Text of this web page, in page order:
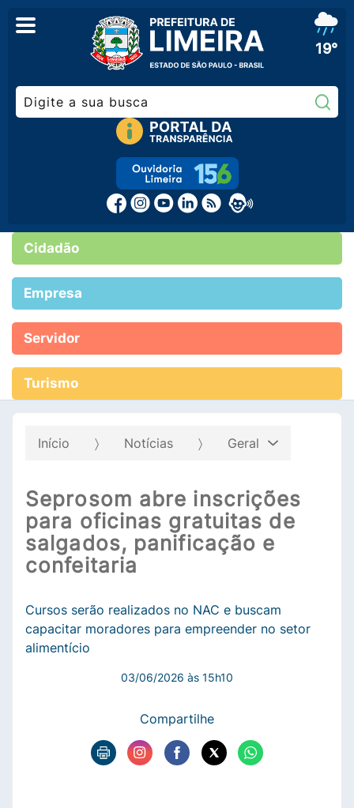
19°
Cidadão
Empresa
Servidor
Turismo
Início Notícias Geral
Seprosom abre inscrições
para oficinas gratuitas de
salgados, panificação e
confeitaria
Cursos serão realizados no NAC e buscam
capacitar moradores para empreender no setor
alimentício
03/06/2026 às 15h10
Compartilhe